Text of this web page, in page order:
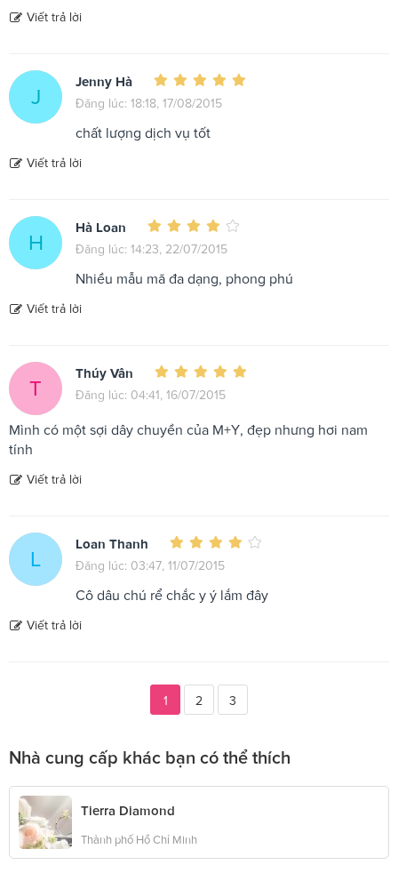
Viết trả lời
J
Jenny Hà
Đăng lúc: 18:18, 17/08/2015
chất lượng dịch vụ tốt
Viết trả lời
H
Hà Loan
Đăng lúc: 14:23, 22/07/2015
Nhiều mẫu mã đa dạng, phong phú
Viết trả lời
T
Thúy Vân
Đăng lúc: 04:41, 16/07/2015
Mình có một sợi dây chuyền của M+Y, đẹp nhưng hơi nam
tính
Viết trả lời
L
Loan Thanh
Đăng lúc: 03:47, 11/07/2015
Cô dâu chú rể chắc y ý lắm đây
Viết trả lời
1 2 3
Nhà cung cấp khác bạn có thể thích
Tierra Diamond
Thành phố Hồ Chí Minh